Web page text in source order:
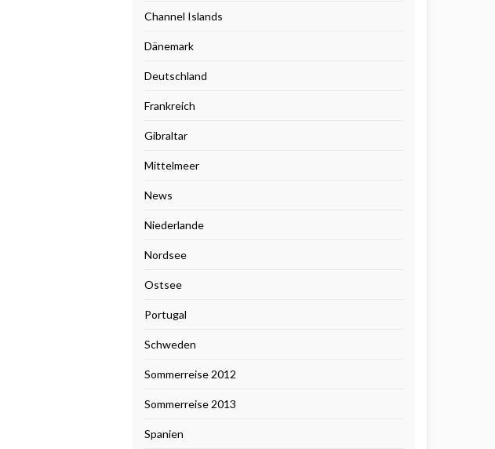
Channel Islands
Dänemark
Deutschland
Frankreich
Gibraltar
Mittelmeer
News
Niederlande
Nordsee
Ostsee
Portugal
Schweden
Sommerreise 2012
Sommerreise 2013
Spanien